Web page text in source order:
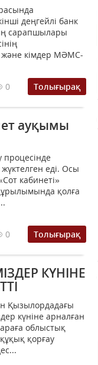
деңгейлі банк
сарапшылары
және кімдер МӘМС-
0 Толығырақ
ауқымы
процесінде
еді. Осы
кабинеті»
қолға
0 Толығырақ
КҮНІНЕ
Қызылордадағы
күніне арналған
облыстық
қорғау